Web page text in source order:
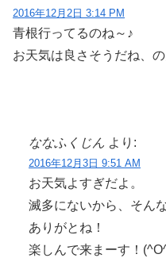
2016年12月2日 3:14 PM
青根行ってるのね～♪
お天気は良さそうだね、
ななふくじん より:
2016年12月3日 9:51 AM
お天気よすぎだよ。
滅多にないから、そん
ありがとね！
楽しんで来まーす！